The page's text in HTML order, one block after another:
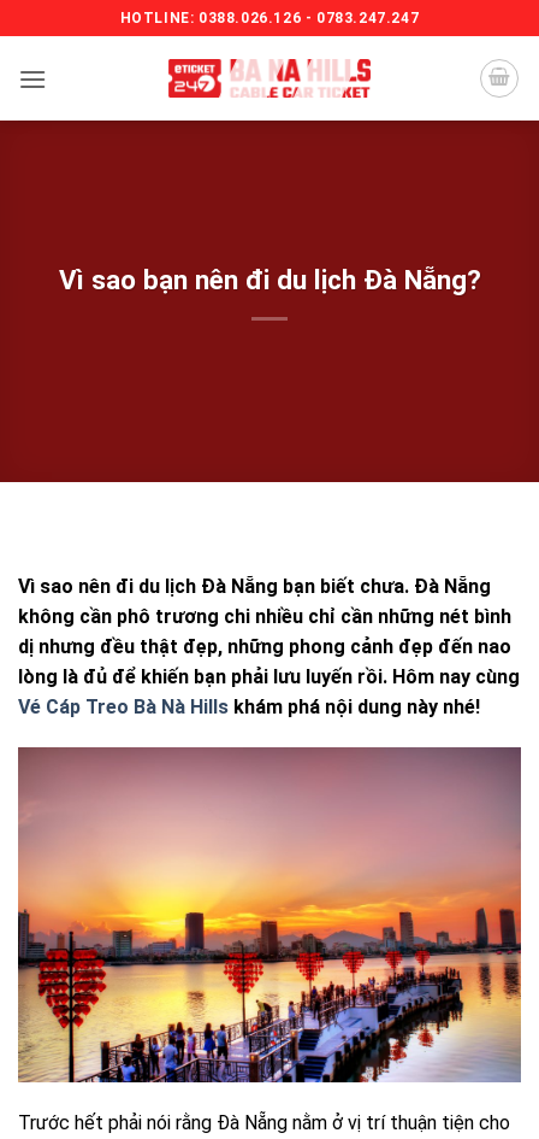
qua
nội
HOTLINE: 0388.026.126 - 0783.247.247
Vì sao bạn nên đi du lịch Đà Nẵng?
Vì sao nên đi du lịch Đà Nẵng bạn biết chưa. Đà Nẵng
không cần phô trương chi nhiều chỉ cần những nét bình
dị nhưng đều thật đẹp, những phong cảnh đẹp đến nao
lòng là đủ để khiến bạn phải lưu luyến rồi. Hôm nay cùng
Vé Cáp Treo Bà Nà Hills khám phá nội dung này nhé!
Trước hết phải nói rằng Đà Nẵng nằm ở vị trí thuận tiện cho